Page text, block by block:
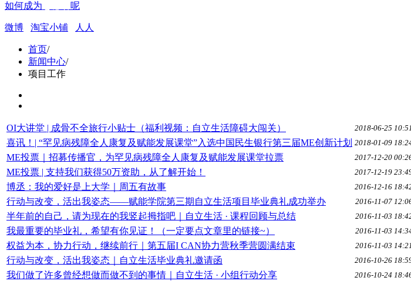
如何成为 呢
微博 淘宝小铺 人人
首页/
新闻中心/
项目工作
OI大讲堂 | 成骨不全旅行小贴士（福利视频：自立生活障碍大闯关） 2018-06-25 10:51
喜讯！| “罕见病残障全人康复及赋能发展课堂”入选中国民生银行第三届ME创新计划 2018-01-09
ME投票｜招募传播官，为罕见病残障全人康复及赋能发展课堂拉票 2017-12-20
ME投票 | 支持我们获得50万资助，从了解开始！ 2017-12-19
博丞：我的爱好是上大学｜周五有故事 2016-12-16
行动与改变，活出我姿态——赋能学院第三期自立生活项目毕业典礼成功举办 2016-11-07
半年前的自己，请为现在的我竖起拇指吧｜自立生活 · 课程回顾与总结 2016-11-03
我最重要的毕业礼，希望有你见证！（一定要点文章里的链接~） 2016-11-03
权益为本，协力行动，继续前行｜第五届I CAN协力营秋季营圆满结束 2016-11-03 14:21
行动与改变，活出我姿态｜自立生活毕业典礼邀请函 2016-10-26
我们做了许多曾经想做而做不到的事情｜自立生活 · 小组行动分享 2016-10-24